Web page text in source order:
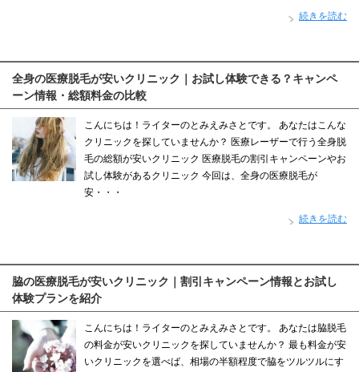
続きを読む
全身の医療脱毛が安いクリニック｜お試し体験できる？キャンペ
ーン情報・総額料金の比較
こんにちは！ライターのとみえみさとです。 あなたはこんな
クリニックを探していませんか？ 医療レーザーで行う全身脱
毛の総額が安いクリニック 医療脱毛の割引キャンペーンやお
試し体験があるクリニック 今回は、全身の医療脱毛が
安・・・
続きを読む
脇の医療脱毛が安いクリニック｜割引キャンペーン情報とお試し
体験プランを紹介
こんにちは！ライターのとみえみさとです。 あなたは脇脱毛
の料金が安いクリニックを探していませんか？ 最も料金が安
いクリニックを選べば、相場の半額程度で脇をツルツルにす